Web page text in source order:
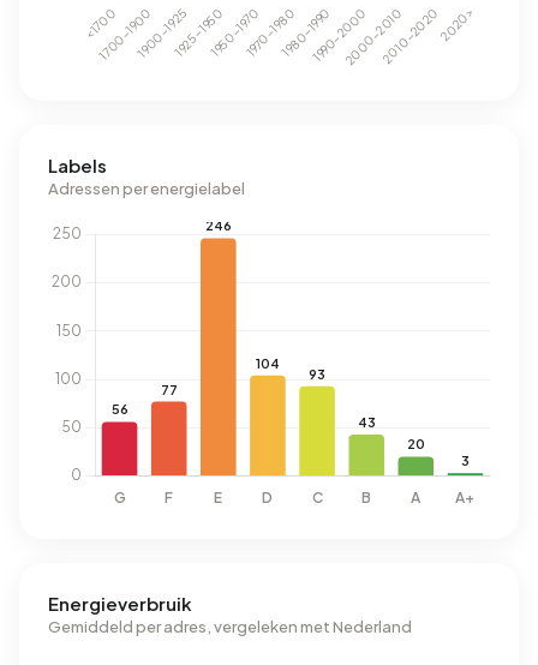
Labels
Adressen per energielabel
Energieverbruik
Gemiddeld per adres, vergeleken met Nederland